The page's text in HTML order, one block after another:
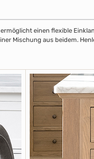
einen flexible
Mischung aus beidem.